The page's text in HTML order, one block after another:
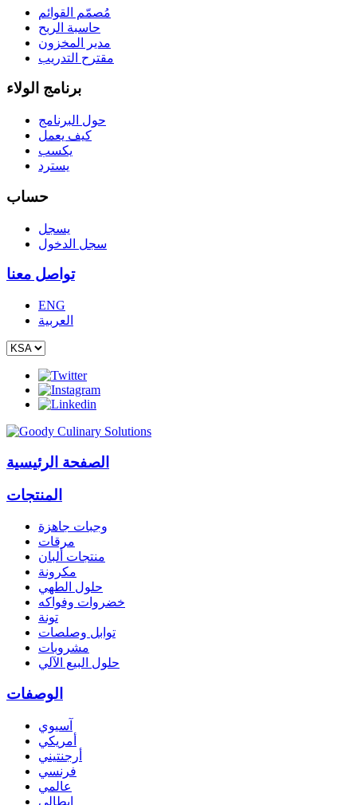
مُصمّم القوائم
حاسبة الربح
مدير المخزون
مقترح التدريب
برنامج الولاء
حول البرنامج
كيف يعمل
يكسب
يسترد
حساب
يسجل
سجل الدخول
تواصل معنا
ENG
العربية
الصفحة الرئيسية
المنتجات
وجبات جاهزة
مرقات
منتجات ألبان
مكرونة
حلول الطهي
خضروات وفواكه
تونة
توابل وصلصات
مشروبات
حلول البيع الآلي
الوصفات
آسيوي
أمريكي
أرجنتيني
فرنسي
عالمي
إيطالي